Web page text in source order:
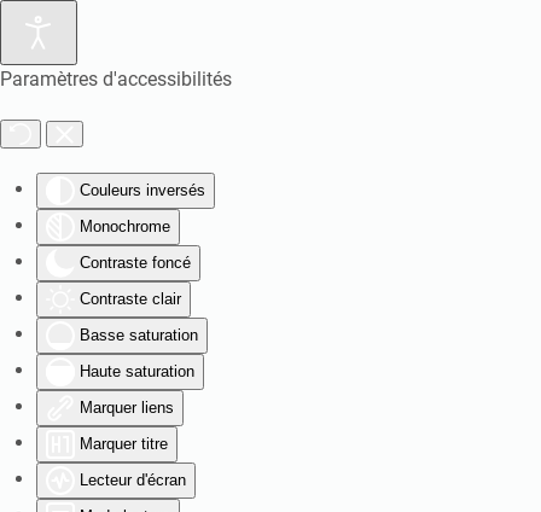
Paramètres d'accessibilités
Couleurs inversés
Monochrome
Contraste foncé
Contraste clair
Basse saturation
Haute saturation
Marquer liens
Marquer titre
Lecteur d'écran